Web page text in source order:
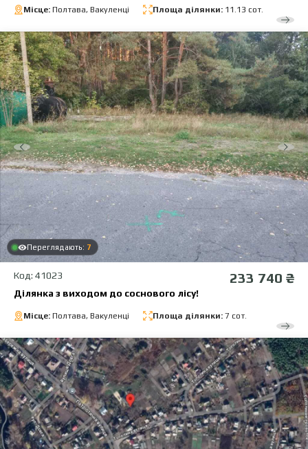
Місце: Полтава, Вакуленці Площа ділянки: 11.13 сот.
Переглядають: 7
Код: 41023 233 740 ₴
Ділянка з виходом до соснового лісу!
Місце: Полтава, Вакуленці Площа ділянки: 7 сот.